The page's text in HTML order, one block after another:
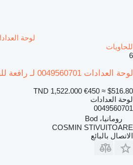
للحاويات
6
لوحة العدادات 0049560701 لـ رافعة للحاويات
TND 1,522.000 €450 ≈ $516.80
لوحة العدادات
0049560701
رومانيا، Bod
COSMIN STIVUITOARE
الاتصال بالبائع